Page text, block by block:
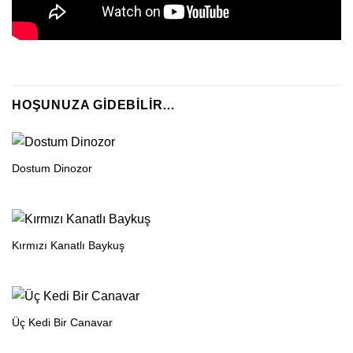
HOŞUNUZA GIDEBILIR…
Dostum Dinozor
Kırmızı Kanatlı Baykuş
Üç Kedi Bir Canavar